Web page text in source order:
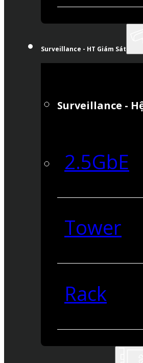
Surveillance - HT Giám Sát
Surveillance -
2.5GbE
Tower
Rack